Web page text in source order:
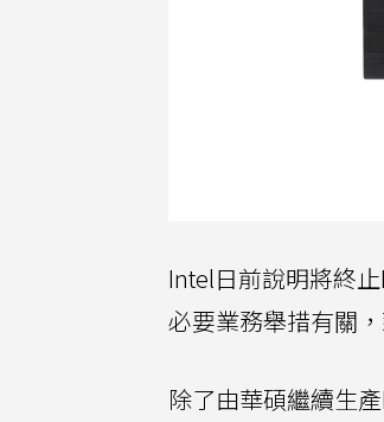
Intel日前說明將終
必要業務舉措有關
除了由華碩繼續生